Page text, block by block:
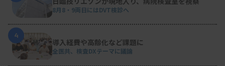
8月8・9両日にはDVT検診へ
4
導入経費や高齢化など課題に
全医共、検査DXテーマに議論